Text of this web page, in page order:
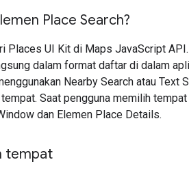
Place Search?
Places UI Kit di Maps JavaScript
dalam format daftar di dalam
Nearby Search atau Text
tempat. Saat pengguna memilih
dan Elemen Place Details.
tempat